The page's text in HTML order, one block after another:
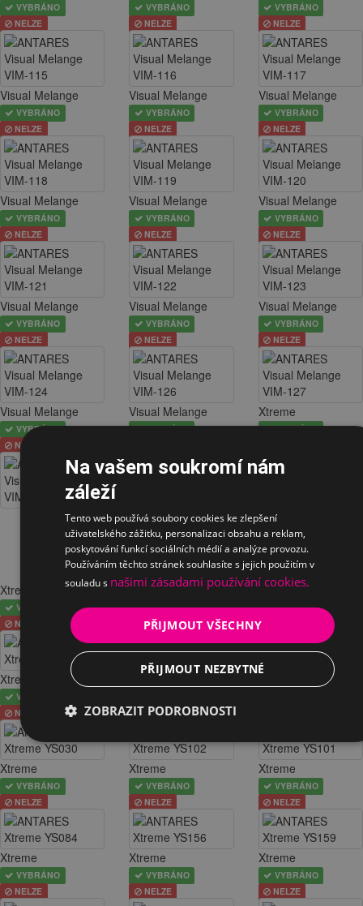
VYBRÁNO
NELZE
VYBRÁNO
NELZE
VYBRÁNO
NELZE
Visual Melange
VYBRÁNO
NELZE
Visual Melange
VYBRÁNO
NELZE
Visual Melange
VYBRÁNO
NELZE
Visual Melange
VYBRÁNO
NELZE
Visual Melange
VYBRÁNO
NELZE
Visual Melange
VYBRÁNO
NELZE
Visual Melange
VYBRÁNO
NELZE
Visual Melange
VYBRÁNO
NELZE
Visual Melange
VYBRÁNO
NELZE
Visual Melange
VYBRÁNO
NELZE
Visual Melange
VYBRÁNO
Xtreme
VYBRÁNO
VYBRÁNO
NELZE
VYBRÁNO
NELZE
Xtreme
VYBRÁNO
NELZE
Xtreme
VYBRÁNO
NELZE
Xtreme
VYBRÁNO
Xtreme
VYBRÁNO
NELZE
Xtreme
NELZE
Xtreme
VYBRÁNO
NELZE
Xtreme
VYBRÁNO
NELZE
Xtreme
VYBRÁNO
NELZE
Xtreme
VYBRÁNO
NELZE
Xtreme
VYBRÁNO
NELZE
Xtreme
VYBRÁNO
NELZE
Na vašem soukromí nám
záleží
Tento web používá soubory cookies ke zlepšení
uživatelského zážitku, personalizaci obsahu a reklam,
poskytování funkcí sociálních médií a analýze provozu.
Používáním těchto stránek souhlasíte s jejich použitím v
souladu s našimi zásadami používání cookies.
PŘIJMOUT VŠECHNY
PŘIJMOUT NEZBYTNÉ
ZOBRAZIT PODROBNOSTI